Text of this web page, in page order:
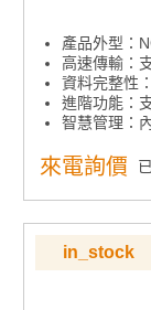
產品外型：
高速傳輸：
資料完整性
進階功能：
智慧管理：
來電詢價
in_stock